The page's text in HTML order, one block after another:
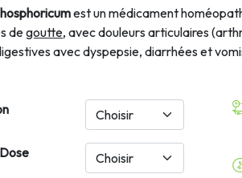
est un médicament
degoutte, avec douleurs articulaires
avec dyspepsie, diarrhées et